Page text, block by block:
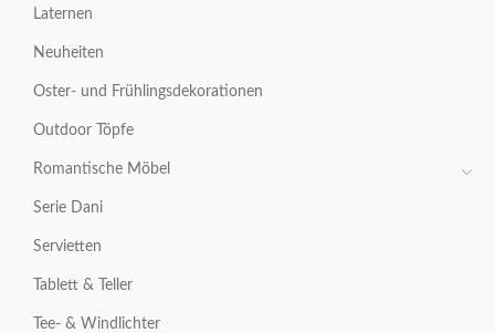
Laternen
Neuheiten
Oster- und Frühlingsdekorationen
Outdoor Töpfe
Romantische Möbel
Serie Dani
Servietten
Tablett & Teller
Tee- & Windlichter